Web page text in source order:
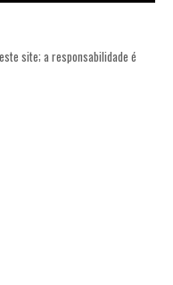
site; a responsabilidade é